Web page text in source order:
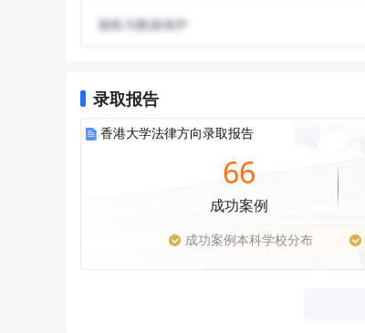
隐私与数据保护
录取报告
香港大学法律方向录取报告
66
成功案例
成功案例本科学校分布